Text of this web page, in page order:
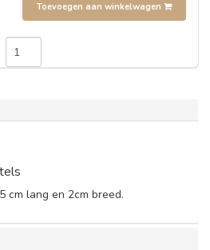
Toevoegen aan winkelwagen
cm lang en 2cm breed.